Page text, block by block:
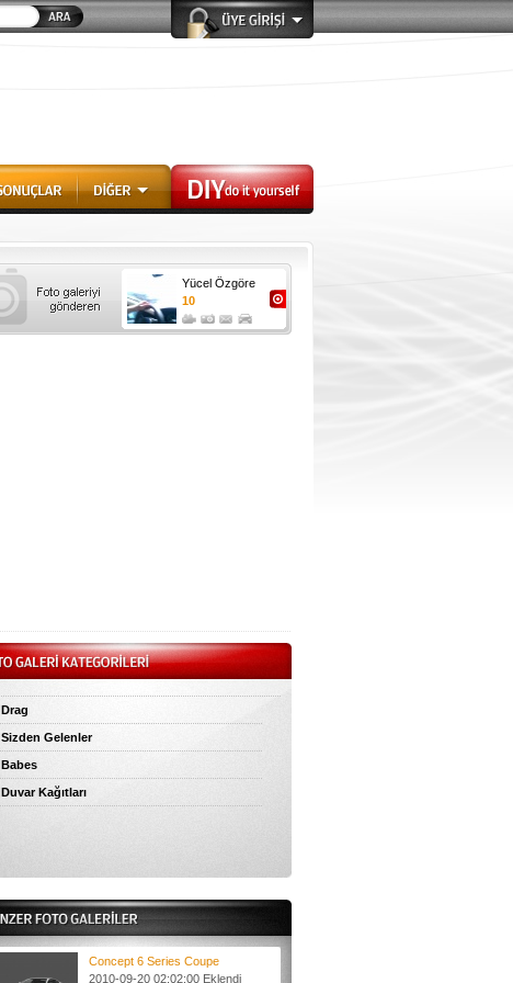
Yücel Özgöre
10
Drag
Sizden Gelenler
Babes
Duvar Kağıtları
Concept 6 Series Coupe
2010-09-20 02:02:00 Eklendi